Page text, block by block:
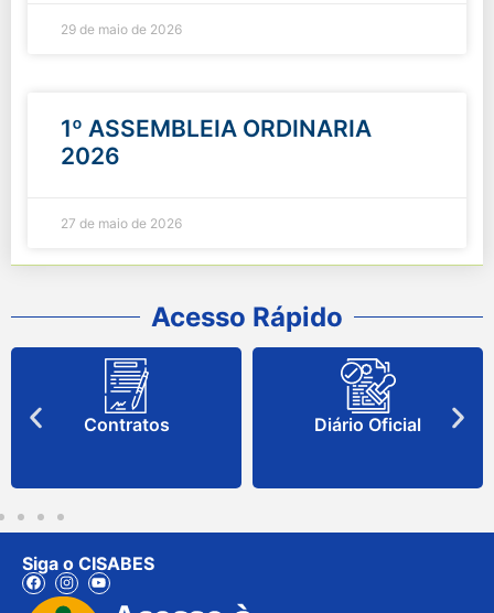
29 de maio de 2026
1º ASSEMBLEIA ORDINARIA
2026
27 de maio de 2026
Acesso Rápido
Contratos Diário Oficial
Siga o CISABES